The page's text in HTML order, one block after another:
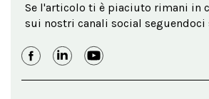
Se l'articolo ti è piaciuto rimani in
sui nostri canali social seguendoci